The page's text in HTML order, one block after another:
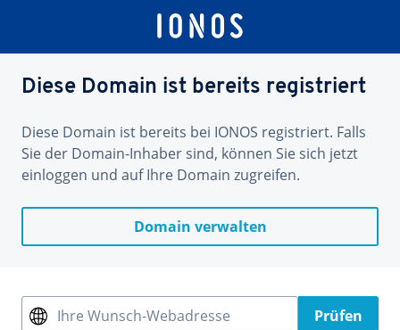
Diese Domain ist bereits registriert
Diese Domain ist bereits bei IONOS registriert. Falls
Sie der Domain-Inhaber sind, können Sie sich jetzt
einloggen und auf Ihre Domain zugreifen.
Domain verwalten
Ihre Wunsch-Webadresse Prüfen